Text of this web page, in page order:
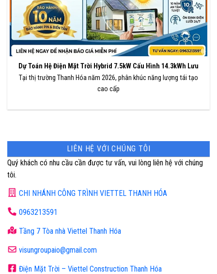
Dự Toán Hệ Điện Mặt Trời Hybrid 7.5kW Cấu Hình 14.3kWh Lưu
Tại thị trường Thanh Hóa năm 2026, phân khúc năng lượng tái tạo
cao cấp
LIÊN HỆ VỚI CHÚNG TÔI
Quý khách có nhu cầu cần được tư vấn, vui lòng liên hệ với chúng
tôi.
CHI NHÁNH CÔNG TRÌNH VIETTEL THANH HÓA
0963213591
Tầng 7 Tòa nhà Viettel Thanh Hóa
visungroupaio@gmail.com
Điện Mặt Trời – Viettel Construction Thanh Hóa